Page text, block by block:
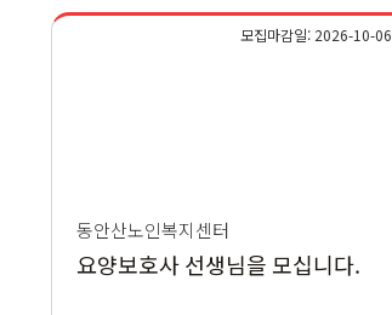
모집마감일: 2026-10-06
동안산노인복지센터
요양보호사 선생님을 모십니다.